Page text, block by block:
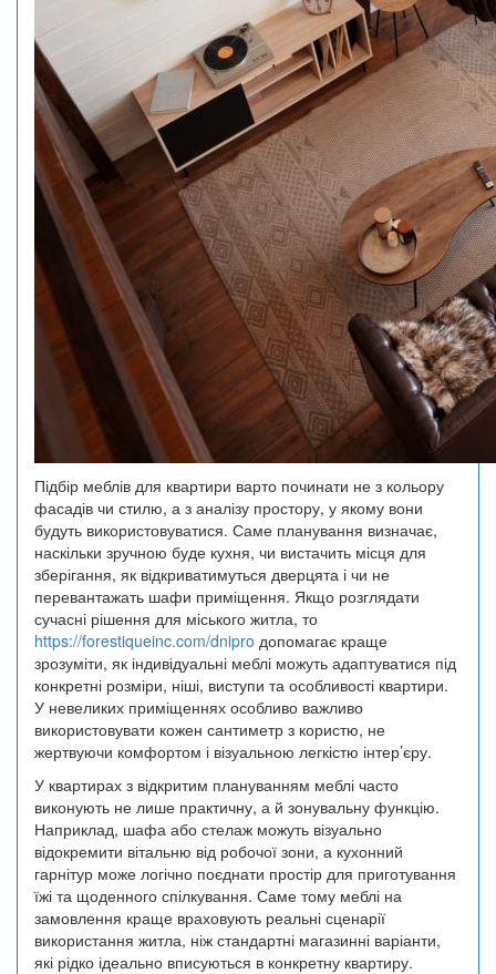
Підбір меблів для квартири варто починати не з кольору
фасадів чи стилю, а з аналізу простору, у якому вони
будуть використовуватися. Саме планування визначає,
наскільки зручною буде кухня, чи вистачить місця для
зберігання, як відкриватимуться дверцята і чи не
перевантажать шафи приміщення. Якщо розглядати
сучасні рішення для міського житла, то
https://forestiqueinc.com/dnipro допомагає краще
зрозуміти, як індивідуальні меблі можуть адаптуватися під
конкретні розміри, ніші, виступи та особливості квартири.
У невеликих приміщеннях особливо важливо
використовувати кожен сантиметр з користю, не
жертвуючи комфортом і візуальною легкістю інтер’єру.
У квартирах з відкритим плануванням меблі часто
виконують не лише практичну, а й зонувальну функцію.
Наприклад, шафа або стелаж можуть візуально
відокремити вітальню від робочої зони, а кухонний
гарнітур може логічно поєднати простір для приготування
їжі та щоденного спілкування. Саме тому меблі на
замовлення краще враховують реальні сценарії
використання житла, ніж стандартні магазинні варіанти,
які рідко ідеально вписуються в конкретну квартиру.